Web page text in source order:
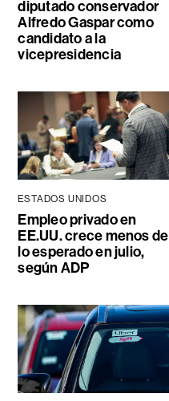
diputado conservador
Alfredo Gaspar como
candidato a la
vicepresidencia
ESTADOS UNIDOS
Empleo privado en
EE.UU. crece menos de
lo esperado en julio,
según ADP